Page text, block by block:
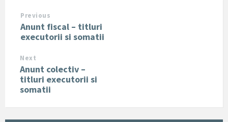
Previous
Anunt fiscal – titluri
executorii si somatii
Next
Anunt colectiv –
titluri executorii si
somatii